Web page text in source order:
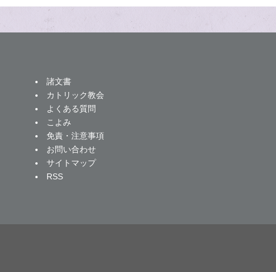
諸文書
カトリック教会
よくある質問
こよみ
免責・注意事項
お問い合わせ
サイトマップ
RSS